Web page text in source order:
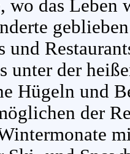
wo das Leben
unter der
Hügeln und
der